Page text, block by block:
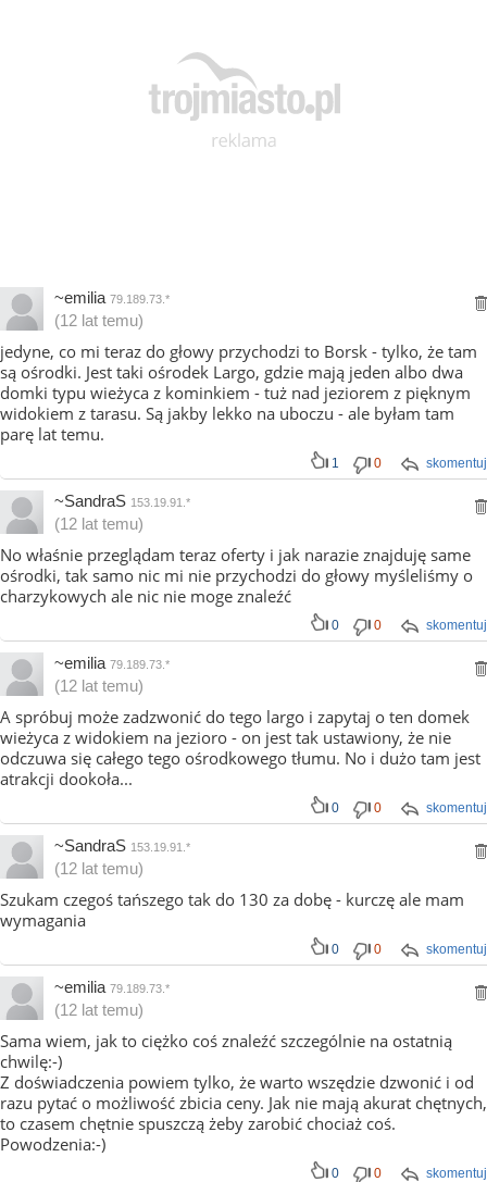
~emilia 79.189.73.*
(12 lat temu)
jedyne, co mi teraz do głowy przychodzi to Borsk - tylko, że tam
są ośrodki. Jest taki ośrodek Largo, gdzie mają jeden albo dwa
domki typu wieżyca z kominkiem - tuż nad jeziorem z pięknym
widokiem z tarasu. Są jakby lekko na uboczu - ale byłam tam
parę lat temu.
skomentuj
1 0
~SandraS 153.19.91.*
(12 lat temu)
No właśnie przeglądam teraz oferty i jak narazie znajduję same
ośrodki, tak samo nic mi nie przychodzi do głowy myśleliśmy o
charzykowych ale nic nie moge znaleźć
skomentuj
0 0
~emilia 79.189.73.*
(12 lat temu)
A spróbuj może zadzwonić do tego largo i zapytaj o ten domek
wieżyca z widokiem na jezioro - on jest tak ustawiony, że nie
odczuwa się całego tego ośrodkowego tłumu. No i dużo tam jest
atrakcji dookoła...
skomentuj
0 0
~SandraS 153.19.91.*
(12 lat temu)
Szukam czegoś tańszego tak do 130 za dobę - kurczę ale mam
wymagania
skomentuj
0 0
~emilia 79.189.73.*
(12 lat temu)
Sama wiem, jak to ciężko coś znaleźć szczególnie na ostatnią
chwilę:-)
Z doświadczenia powiem tylko, że warto wszędzie dzwonić i od
razu pytać o możliwość zbicia ceny. Jak nie mają akurat chętnych,
to czasem chętnie spuszczą żeby zarobić chociaż coś.
Powodzenia:-)
skomentuj
0 0